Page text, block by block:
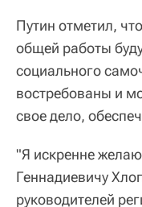
Путин отметил,
общей работы
социального
востребованы и
свое дело,
"Я искренне
Геннадиевичу
руководителей